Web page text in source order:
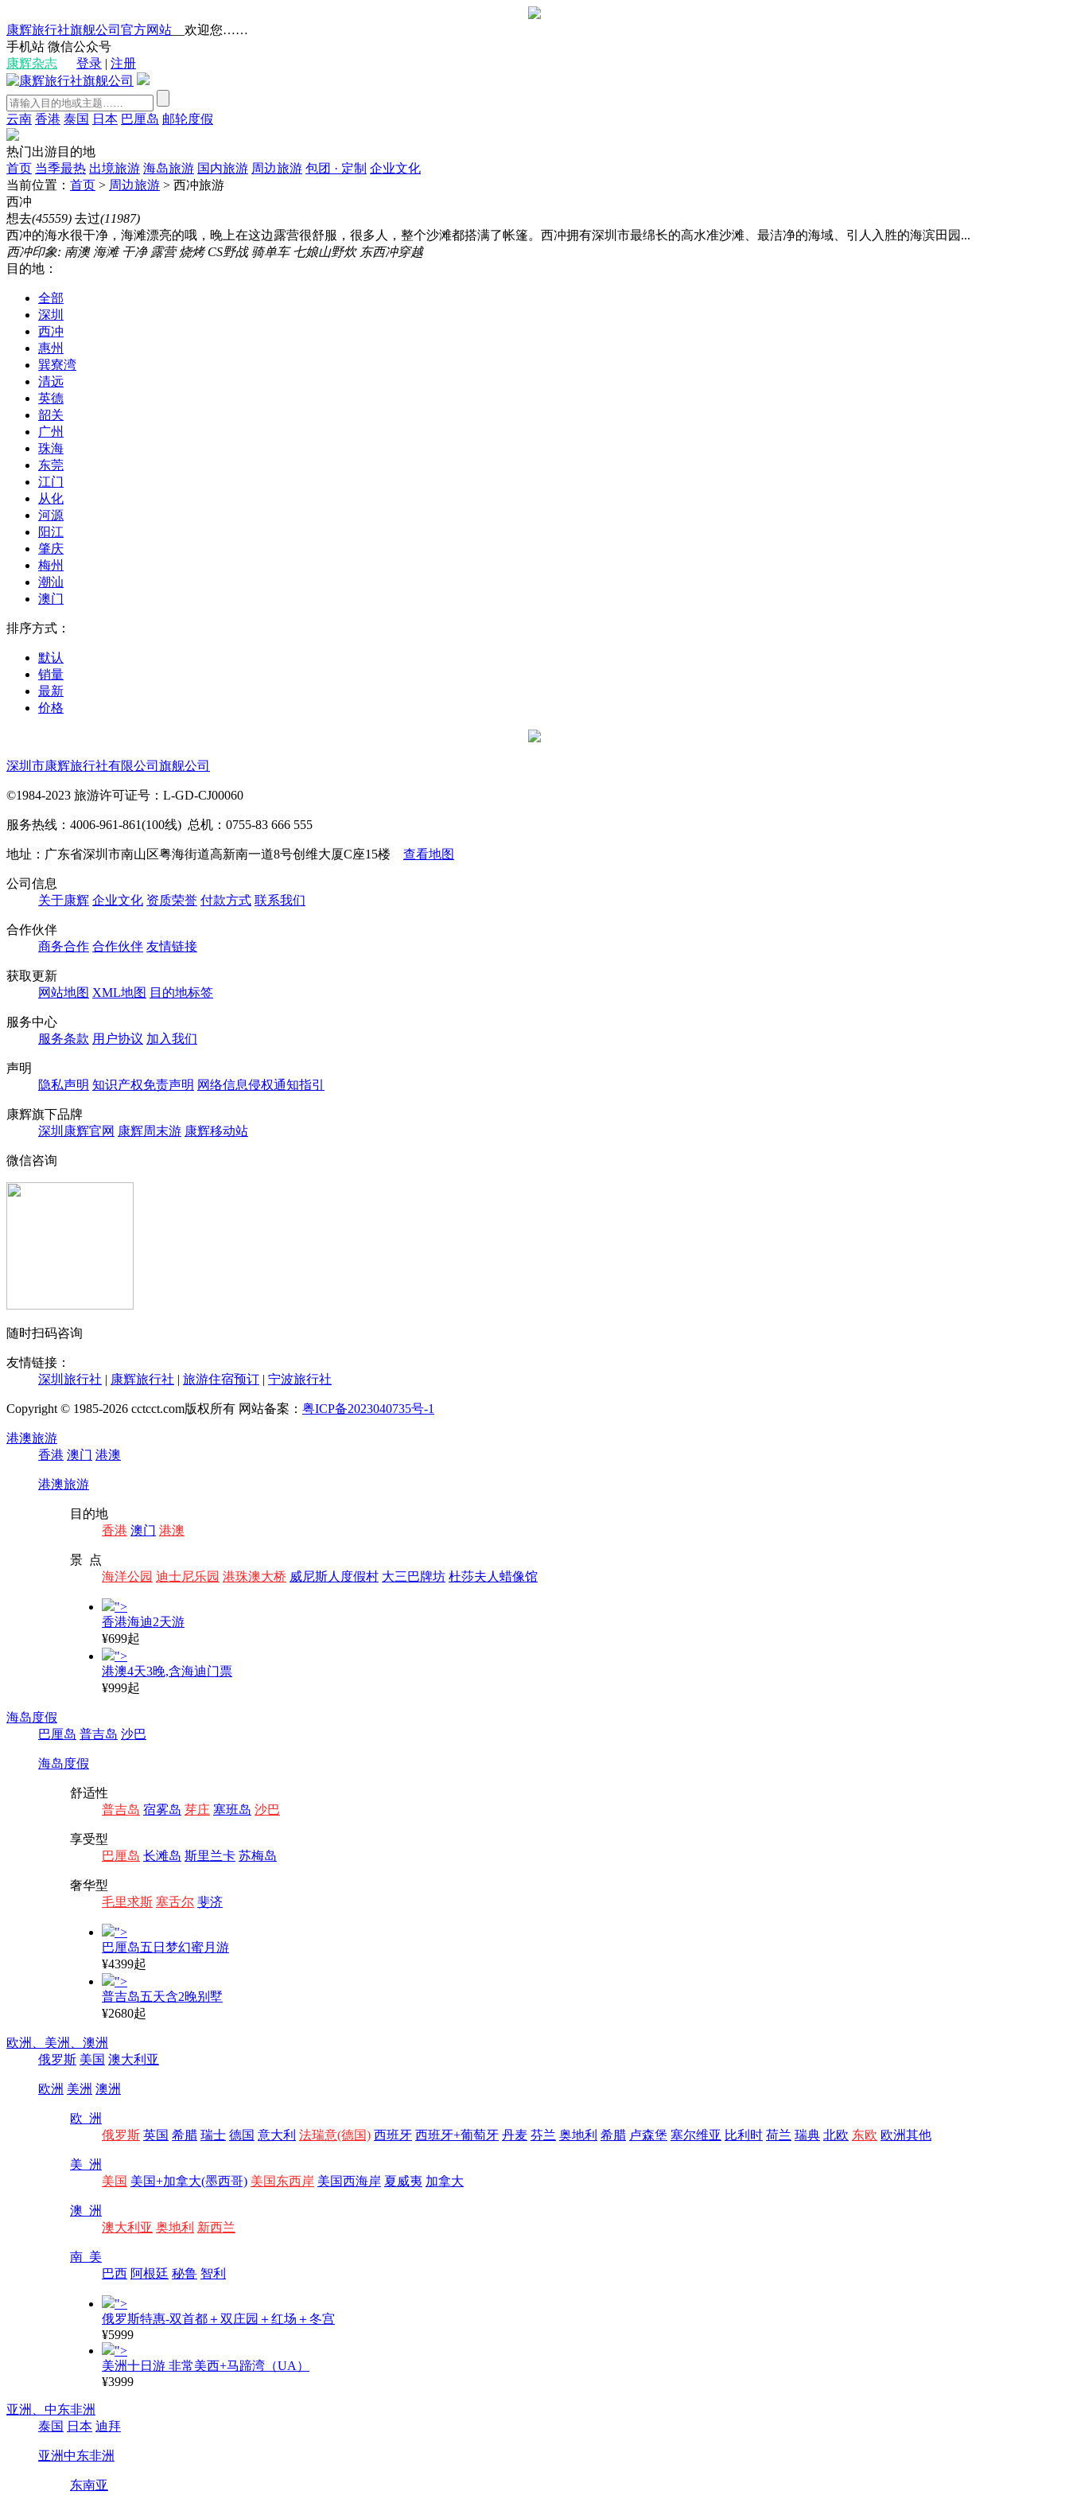
康辉旅行社旗舰公司官方网站 __欢迎您……
手机站 微信公众号
康辉杂志
登录 | 注册
云南 香港 泰国 日本 巴厘岛 邮轮度假
热门出游目的地
首页 当季最热 出境旅游 海岛旅游 国内旅游 周边旅游 包团 · 定制 企业文化
当前位置： 首页 > 周边旅游 > 西冲旅游
西冲
想去(45559) 去过(11987)
西冲的海水很干净，海滩漂亮的哦，晚上在这边露营很舒服，很多人，整个沙滩都搭满了帐篷。西冲拥有深圳市最绵长的高水准沙滩、最洁净的海域、引人入胜的海滨田园...
西冲印象: 南澳 海滩 干净 露营 烧烤 CS野战 骑单车 七娘山野炊 东西冲穿越
目的地：
全部
深圳
西冲
惠州
巽寮湾
清远
英德
韶关
广州
珠海
东莞
江门
从化
河源
阳江
肇庆
梅州
潮汕
澳门
排序方式：
默认
销量
最新
价格
深圳市康辉旅行社有限公司旗舰公司
©1984-2023 旅游许可证号：L-GD-CJ00060
服务热线：4006-961-861(100线) 总机：0755-83 666 555
地址：广东省深圳市南山区粤海街道高新南一道8号创维大厦C座15楼 查看地图
公司信息
关于康辉 企业文化 资质荣誉 付款方式 联系我们
合作伙伴
商务合作 合作伙伴 友情链接
获取更新
网站地图 XML地图 目的地标签
服务中心
服务条款 用户协议 加入我们
声明
隐私声明 知识产权免责声明 网络信息侵权通知指引
康辉旗下品牌
深圳康辉官网 康辉周末游 康辉移动站
微信咨询
随时扫码咨询
友情链接：
深圳旅行社 | 康辉旅行社 | 旅游住宿预订 | 宁波旅行社
Copyright © 1985-2026 cctcct.com版权所有 网站备案： 粤ICP备2023040735号-1
港澳旅游
香港 澳门 港澳
港澳旅游
目的地
香港 澳门 港澳
景 点
海洋公园 迪士尼乐园 港珠澳大桥 威尼斯人度假村 大三巴牌坊 杜莎夫人蜡像馆
">
香港海迪2天游
¥699起
">
港澳4天3晚,含海迪门票
¥999起
海岛度假
巴厘岛 普吉岛 沙巴
海岛度假
舒适性
普吉岛 宿雾岛 芽庄 塞班岛 沙巴
享受型
巴厘岛 长滩岛 斯里兰卡 苏梅岛
奢华型
毛里求斯 塞舌尔 斐济
">
巴厘岛五日梦幻蜜月游
¥4399起
">
普吉岛五天含2晚别墅
¥2680起
欧洲、 美洲、 澳洲
俄罗斯 美国 澳大利亚
欧洲 美洲 澳洲
欧 洲
俄罗斯 英国 希腊 瑞士 德国 意大利 法瑞意(德国) 西班牙 西班牙+葡萄牙 丹麦 芬兰 奥地利 希腊 卢森堡 塞尔维亚 比利时 荷兰 瑞典 北欧 东欧 欧洲其他
美 洲
美国 美国+加拿大(墨西哥) 美国东西岸 美国西海岸 夏威夷 加拿大
澳 洲
澳大利亚 奥地利 新西兰
南 美
巴西 阿根廷 秘鲁 智利
">
俄罗斯特惠-双首都＋双庄园＋红场＋冬宫
¥5999
">
美洲十日游 非常美西+马蹄湾（UA）
¥3999
亚洲、 中东非洲
泰国 日本 迪拜
亚洲中东非洲
东南亚